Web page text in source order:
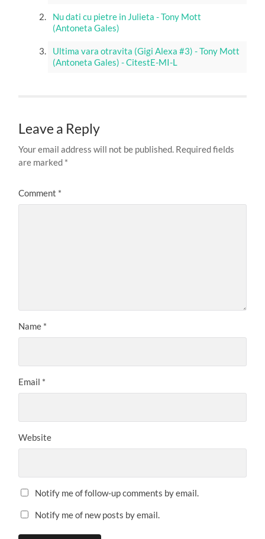
Nu dati cu pietre in Julieta - Tony Mott
(Antoneta Gales)
Ultima vara otravita (Gigi Alexa #3) - Tony Mott
(Antoneta Gales) - CitestE-MI-L
Leave a Reply
Your email address will not be published. Required fields
are marked *
Comment *
Name *
Email *
Website
Notify me of follow-up comments by email.
Notify me of new posts by email.